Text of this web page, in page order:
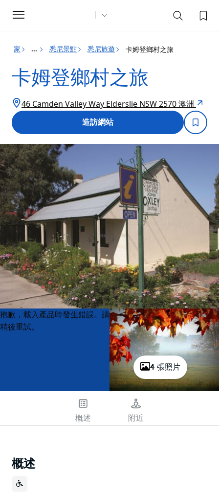
Toggle
navigation
家 ... 悉尼景點 悉尼旅遊 卡姆登鄉村之旅
卡姆登鄉村之旅
46 Camden Valley Way Elderslie NSW 2570 澳洲
造訪網站
4 張照片
Product
List
Product
List
抱歉，載入產品時發生錯誤。請
稍後重試。
概述 附近
概述